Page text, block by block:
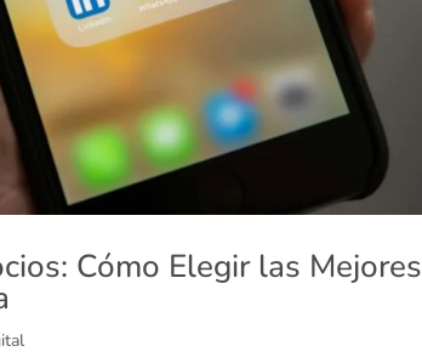
Cómo Elegir las Mejores